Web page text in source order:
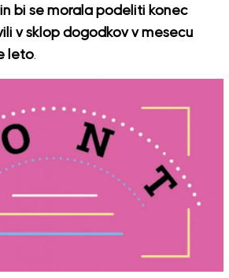
bi se morala podeliti konec
v sklop dogodkov v mesecu
leto.